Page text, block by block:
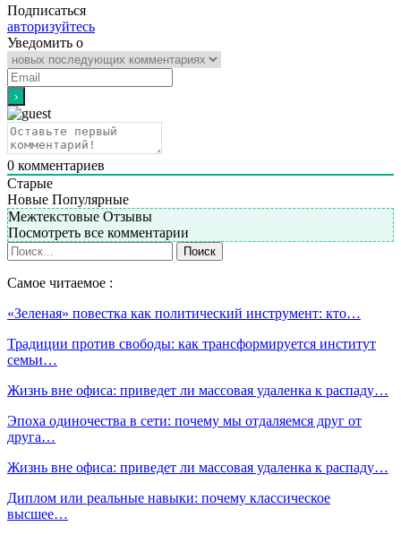
Подписаться
авторизуйтесь
Уведомить о
0 комментариев
Старые
Новые Популярные
Межтекстовые Отзывы
Посмотреть все комментарии
Самое читаемое :
«Зеленая» повестка как политический инструмент: кто…
Традиции против свободы: как трансформируется институт
семьи…
Жизнь вне офиса: приведет ли массовая удаленка к распаду…
Эпоха одиночества в сети: почему мы отдаляемся друг от
друга…
Жизнь вне офиса: приведет ли массовая удаленка к распаду…
Диплом или реальные навыки: почему классическое
высшее…